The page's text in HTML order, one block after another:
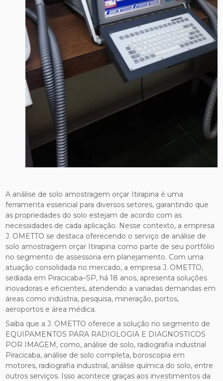
A análise de solo amostragem orçar Itirapina é uma
ferramenta essencial para diversos setores, garantindo que
as propriedades do solo estejam de acordo com as
necessidades de cada aplicação. Nesse contexto, a empresa
J. OMETTO se destaca oferecendo o serviço de análise de
solo amostragem orçar Itirapina como parte de seu portfólio
no segmento de assessoria em planejamento. Com uma
atuação consolidada no mercado, a empresa J. OMETTO,
sediada em Piracicaba–SP, há 18 anos, apresenta soluções
inovadoras e eficientes, atendendo a variadas demandas em
áreas como indústria, pesquisa, mineração, portos,
aeroportos e área médica.
Saiba que a J. OMETTO oferece a solução no segmento de
EQUIPAMENTOS PARA RADIOLOGIA E DIAGNOSTICOS
POR IMAGEM, como, análise de solo, radiografia industrial
Piracicaba, análise de solo completa, boroscopia em
motores, radiografia industrial, análise química do solo, entre
outros serviços. Isso acontece graças aos investimentos da